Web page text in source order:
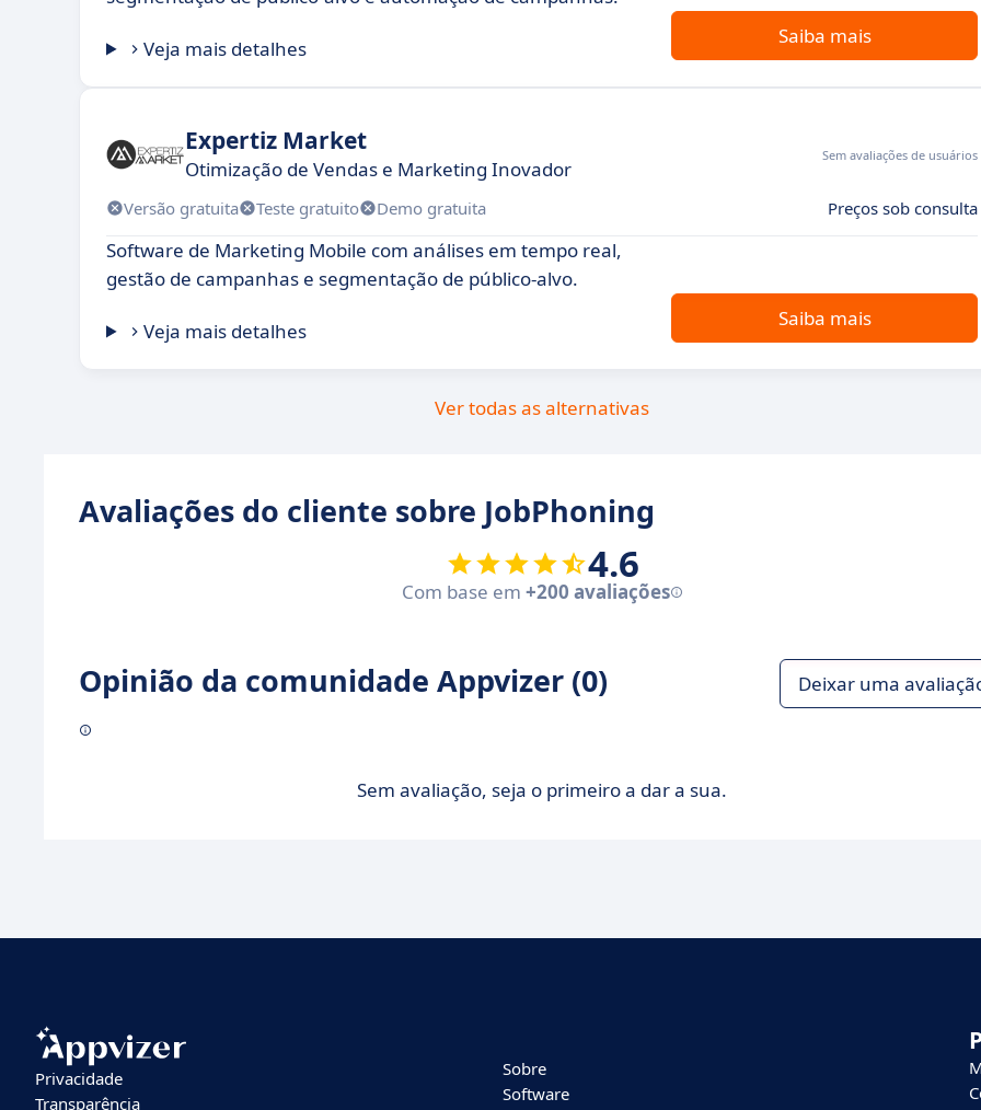
Veja mais detalhes
Saiba mais
Expertiz Market
Otimização de Vendas e Marketing Inovador
Sem avaliações de usuários
Versão gratuita Teste gratuito Demo gratuita Preços sob consulta
Software de Marketing Mobile com análises em tempo real,
gestão de campanhas e segmentação de público-alvo.
Veja mais detalhes
Saiba mais
Ver todas as alternativas
Avaliações do cliente sobre JobPhoning
4.6
Com base em +200 avaliações
Opinião da comunidade Appvizer (0) Deixar uma
Sem avaliação, seja o primeiro a dar a sua.
Privacidade
Transparência
Sobre
Software